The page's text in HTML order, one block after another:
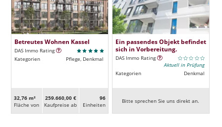
Betreutes Wohnen Kassel
DAS Immo Rating
Kategorien
Pflege, Denkmal
32,76 m²
Fläche von
259.660,00 €
Kaufpreise ab
96
Ein­heiten
Ein passendes Objekt befindet
sich in Vorbereitung.
DAS Immo Rating
Aktuell in Prüfung
Kategorien
Denkmal
Bitte sprechen Sie uns direkt an.